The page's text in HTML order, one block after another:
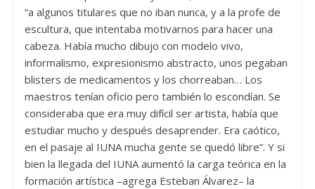
“a algunos titulares que no iban nunca, y a la profe de
escultura, que intentaba motivarnos para hacer una
cabeza. Había mucho dibujo con modelo vivo,
informalismo, expresionismo abstracto, unos pegaban
blisters de medicamentos y los chorreaban… Los
maestros tenían oficio pero también lo escondían. Se
consideraba que era muy difícil ser artista, había que
estudiar mucho y después desaprender. Era caótico,
en el pasaje al IUNA mucha gente se quedó libre”. Y si
bien la llegada del IUNA aumentó la carga teórica en la
formación artística –agrega Esteban Álvarez– la